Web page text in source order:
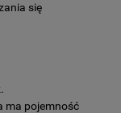
się
ma pojemność